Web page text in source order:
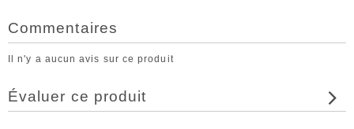
Commentaires
Il n'y a aucun avis sur ce produit
Évaluer ce produit